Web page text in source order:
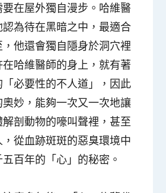
在屋外獨自漫步。哈維醫
為待在黑暗之中，最適合
他還會獨自隱身於洞穴裡
哈維醫師的身上，就有著
必要性的不人道」，因此
妙，能夠一次又一次地讓
剖動物的嚎叫聲裡，甚至
從血跡斑斑的惡臭環境中
百年的「心」的秘密。